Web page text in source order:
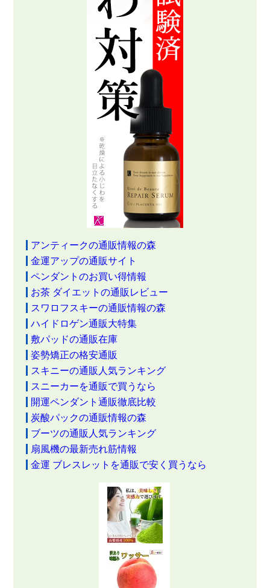
アンティークの通販情報の森
金運アップの通販サイト
ペンダントのお買い得情報
お茶 ダイエットの通販レビュー
スワロフスキーの通販情報の森
ハイドロゲン通販大特集
敷パッドの通販在庫
姿勢矯正の格安通販
スキニーの通販人気ランキング
スニーカーを通販で買うなら
開運ペンダント通販徹底比較
炭酸パックの通販情報の森
ブーツの通販人気ランキング
扇風機の最新売れ筋情報
金運 ブレスレットを通販で安く買うなら